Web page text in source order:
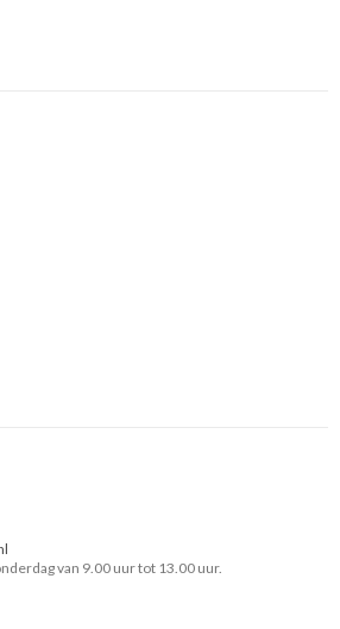
van 9.00 uur tot 13.00 uur.